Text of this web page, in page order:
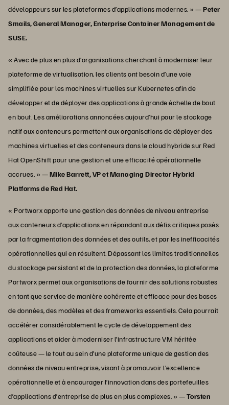
développeurs sur les plateformes d’applications modernes. » —Peter
Smails, General Manager, Enterprise Container Management de
SUSE.
« Avec de plus en plus d’organisations cherchant à moderniser leur
plateforme de virtualisation, les clients ont besoin d’une voie
simplifiée pour les machines virtuelles sur Kubernetes afin de
développer et de déployer des applications à grande échelle de bout
en bout. Les améliorations annoncées aujourd’hui pour le stockage
natif aux conteneurs permettent aux organisations de déployer des
machines virtuelles et des conteneurs dans le cloud hybride sur Red
Hat OpenShift pour une gestion et une efficacité opérationnelle
accrues. » —Mike Barrett, VP et Managing Director Hybrid
Platforms de Red Hat.
« Portworx apporte une gestion des données de niveau entreprise
aux conteneurs d’applications en répondant aux défis critiques posés
par la fragmentation des données et des outils, et par les inefficacités
opérationnelles qui en résultent. Dépassant les limites traditionnelles
du stockage persistant et de la protection des données, la plateforme
Portworx permet aux organisations de fournir des solutions robustes
en tant que service de manière cohérente et efficace pour des bases
de données, des modèles et des frameworks essentiels. Cela pourrait
accélérer considérablement le cycle de développement des
applications et aider à moderniser l’infrastructure VM héritée
coûteuse — le tout au sein d’une plateforme unique de gestion des
données de niveau entreprise, visant à promouvoir l’excellence
opérationnelle et à encourager l’innovation dans des portefeuilles
d’applications d’entreprise de plus en plus complexes. » —Torsten